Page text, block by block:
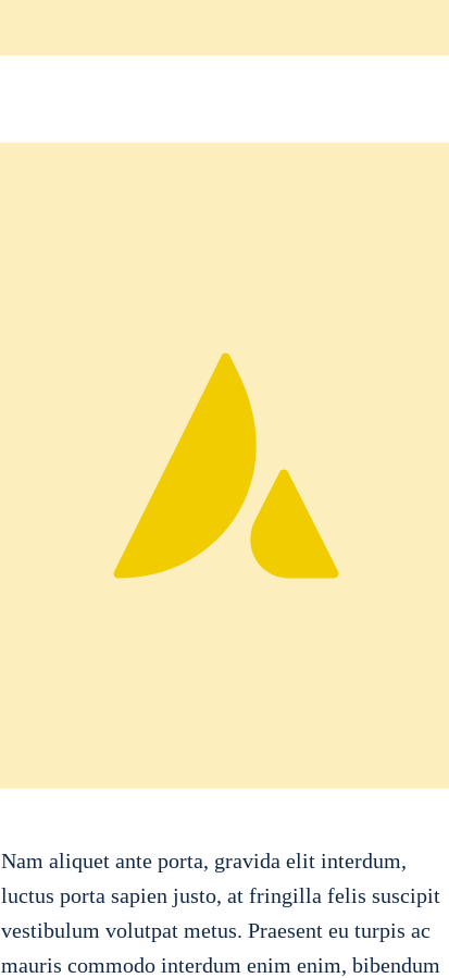
Nam aliquet ante porta, gravida elit interdum,
luctus porta sapien justo, at fringilla felis suscipit
vestibulum volutpat metus. Praesent eu turpis ac
mauris commodo interdum enim enim, bibendum